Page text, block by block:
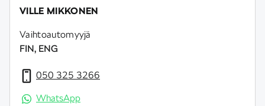
VILLE MIKKONEN
Vaihtoautomyyjä
FIN, ENG
050 325 3266
WhatsApp